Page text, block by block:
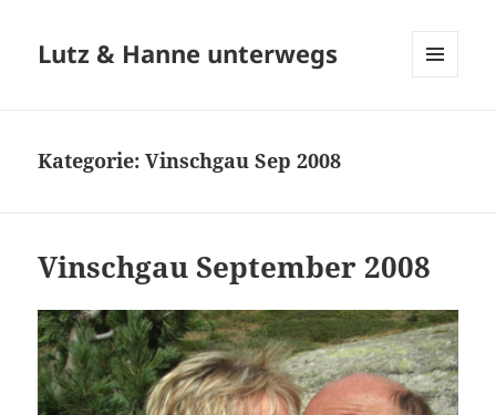
Lutz & Hanne unterwegs
Kategorie:Vinschgau Sep 2008
Vinschgau September 2008